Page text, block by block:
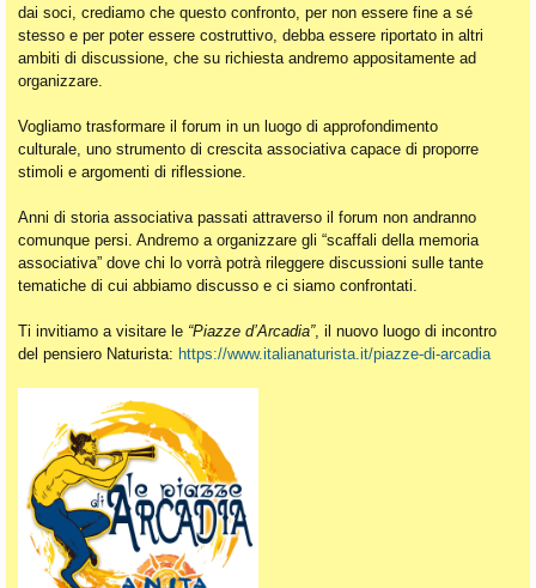
dai soci, crediamo che questo confronto, per non essere fine a sé
stesso e per poter essere costruttivo, debba essere riportato in altri
ambiti di discussione, che su richiesta andremo appositamente ad
organizzare.
Vogliamo trasformare il forum in un luogo di approfondimento
culturale, uno strumento di crescita associativa capace di proporre
stimoli e argomenti di riflessione.
Anni di storia associativa passati attraverso il forum non andranno
comunque persi. Andremo a organizzare gli “scaffali della memoria
associativa” dove chi lo vorrà potrà rileggere discussioni sulle tante
tematiche di cui abbiamo discusso e ci siamo confrontati.
Ti invitiamo a visitare le “Piazze d’Arcadia”, il nuovo luogo di incontro
del pensiero Naturista: https://www.italianaturista.it/piazze-di-arcadia